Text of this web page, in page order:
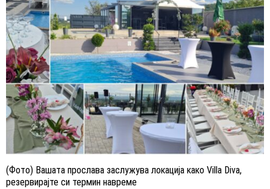
(Фото) Вашата прослава заслужува локација како Villa Diva,
резервирајте си термин навреме